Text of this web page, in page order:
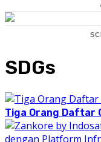
SDGs
Tiga Orang Daftar